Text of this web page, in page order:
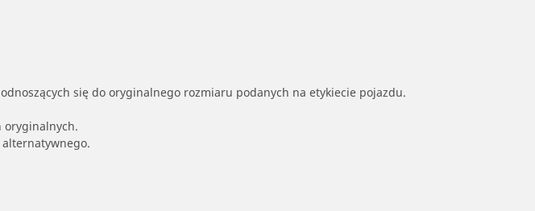
się do oryginalnego rozmiaru podanych na etykiecie pojazdu.
oryginalnych.